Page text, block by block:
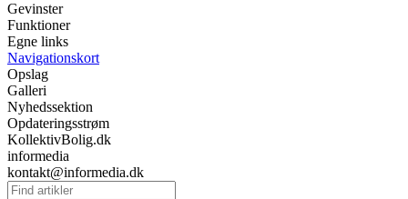
Gevinster
Funktioner
Egne links
Navigationskort
Opslag
Galleri
Nyhedssektion
Opdateringsstrøm
KollektivBolig.dk
informedia
kontakt@informedia.dk